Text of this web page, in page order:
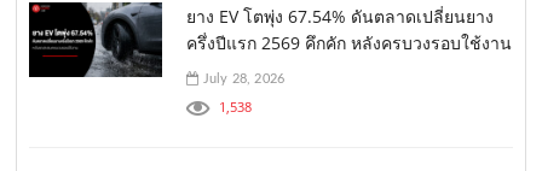
ยาง EV โตพุ่ง 67.54% ดันตลาดเปลี่ยนยาง
ครึ่งปีแรก 2569 คึกคัก หลังครบวงรอบใช้งาน
July 28, 2026
1,538